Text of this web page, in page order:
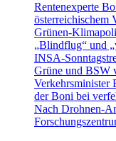
Rentenexperte
österreichischem
Grünen-
„Blindflug“ und
INSA-
Grüne und BSW
Verkehrsminister
der Boni bei
Nach Drohnen-